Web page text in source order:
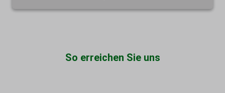
So erreichen Sie uns